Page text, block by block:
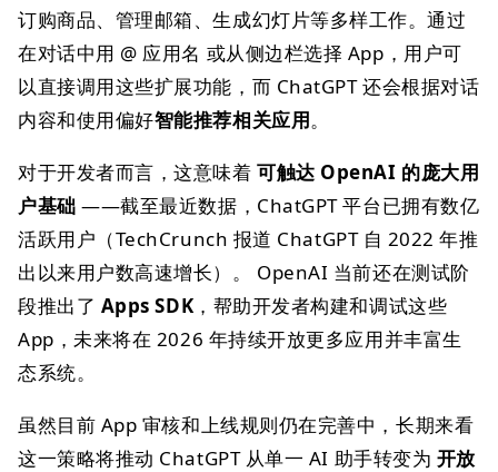
订购商品、管理邮箱、生成幻灯片等多样工作。通过
在对话中用 @ 应用名 或从侧边栏选择 App，用户可
以直接调用这些扩展功能，而 ChatGPT 还会根据对话
内容和使用偏好智能推荐相关应用。
对于开发者而言，这意味着可触达 OpenAI 的庞大用
户基础 ——截至最近数据，ChatGPT 平台已拥有数亿
活跃用户（TechCrunch 报道 ChatGPT 自 2022 年推
出以来用户数高速增长）。 OpenAI 当前还在测试阶
段推出了 Apps SDK ，帮助开发者构建和调试这些
App，未来将在 2026 年持续开放更多应用并丰富生
态系统。
虽然目前 App 审核和上线规则仍在完善中，长期来看
这一策略将推动 ChatGPT 从单一 AI 助手转变为 开放